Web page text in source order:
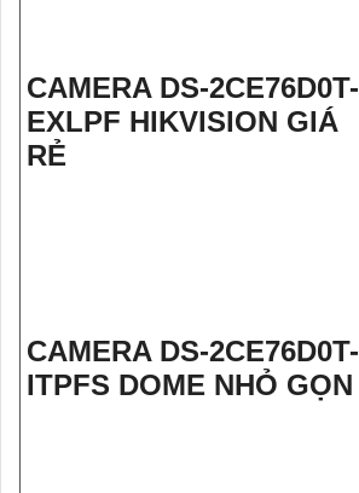
CAMERA DS-2CE76D0T-
EXLPF HIKVISION GIÁ
RẺ
CAMERA DS-2CE76D0T-
ITPFS DOME NHỎ GỌN